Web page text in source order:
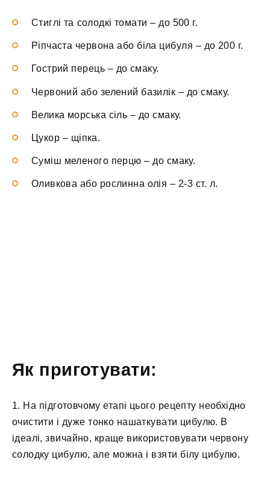
Стиглі та солодкі томати – до 500 г.
Ріпчаста червона або біла цибуля – до 200 г.
Гострий перець– до смаку.
Червоний або зелений базилік – до смаку.
Велика морська сіль – до смаку.
Цукор – щіпка.
Суміш меленого перцю – до смаку.
Оливкова або рослинна олія – 2-3 ст. л.
Як приготувати:
1. На підготовчому етапі цього рецепту необхідно
очистити і дуже тонко нашаткувати цибулю. В
ідеалі, звичайно, краще використовувати червону
солодку цибулю, але можна і взяти білу цибулю.